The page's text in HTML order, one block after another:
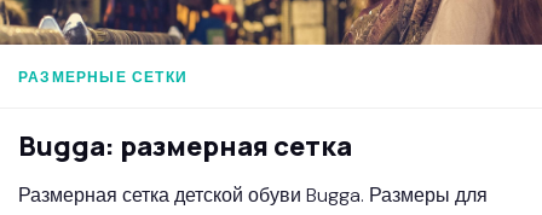
РАЗМЕРНЫЕ СЕТКИ
Bugga: размерная сетка
Размерная сетка детской обуви Bugga. Размеры для